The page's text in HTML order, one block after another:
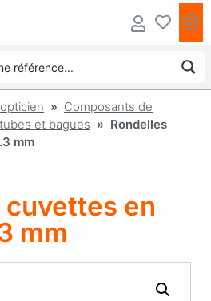
» Composants de
et bagues » Rondelles
mm
en
mm